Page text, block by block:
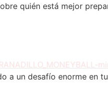
quién está mejor
a un desafío enorme en